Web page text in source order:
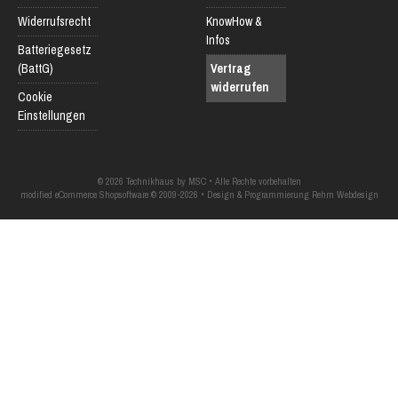
Widerrufsrecht
Batteriegesetz
(BattG)
Cookie
Einstellungen
KnowHow &
Infos
Vertrag
widerrufen
© 2026 Technikhaus by MSC • Alle Rechte vorbehalten
modified eCommerce Shopsoftware © 2009-2026 • Design & Programmierung Rehm Webdesign